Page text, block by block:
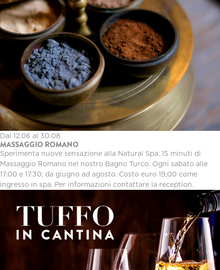
Dal 12.06 al 30.08
MASSAGGIO ROMANO
Sperimenta nuove sensazione alla Natural Spa. 15 minuti di
Massaggio Romano nel nostro Bagno Turco. Ogni sabato alle
17.00 e 17.30, da giugno ad agosto. Costo euro 19,00 come
ingresso in spa. Per informazioni contattare la reception.